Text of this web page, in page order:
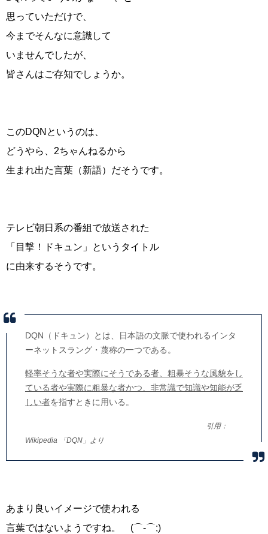
思っていただけで、
今までそんなに意識して
いませんでしたが、
皆さんはご存知でしょうか。
このDQNというのは、
どうやら、2ちゃんねるから
生まれ出た言葉（新語）だそうです。
テレビ朝日系の番組で放送された
「目撃！ドキュン」というタイトル
に由来するそうです。
DQN（ドキュン）とは、日本語の文脈で使われるインタ
ーネットスラング・蔑称の一つである。
軽率そうな者や実際にそうである者、粗暴そうな風貌をし
ている者や実際に粗暴な者かつ、非常識で知識や知能が乏
しい者を指すときに用いる。
引用：
Wikipedia 「DQN」より
あまり良いイメージで使われる
言葉ではないようですね。 (⌒-⌒;)